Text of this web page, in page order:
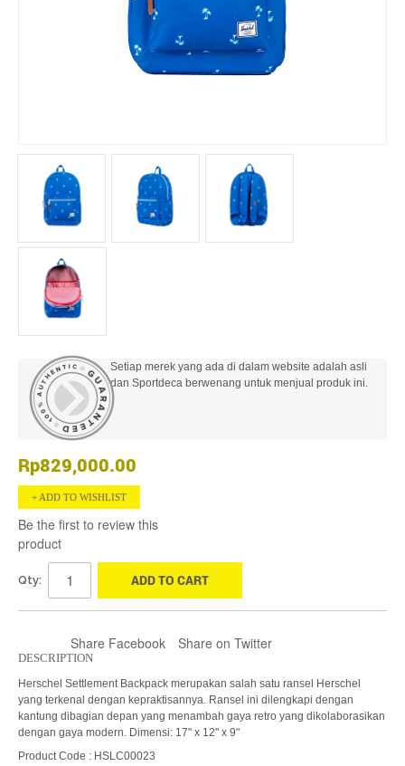
Setiap merek yang ada di dalam website adalah asli
dan Sportdeca berwenang untuk menjual produk ini.
Rp829,000.00
ADD TO WISHLIST
Be the first to review this
product
Qty: ADD TO CART
Share Facebook Share on Twitter
DESCRIPTION
Herschel Settlement Backpack merupakan salah satu ransel Herschel
yang terkenal dengan kepraktisannya. Ransel ini dilengkapi dengan
kantung dibagian depan yang menambah gaya retro yang dikolaborasikan
dengan gaya modern. Dimensi: 17" x 12" x 9"
Product Code : HSLC00023